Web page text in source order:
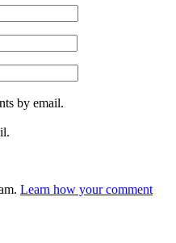
by email.
Learn how your comment